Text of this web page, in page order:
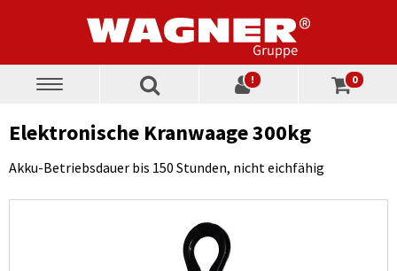
Toggle
! 0
Elektronische Kranwaage 300kg
Akku-Betriebsdauer bis 150 Stunden, nicht eichfähig